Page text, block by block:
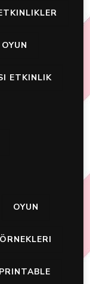
ETKINLIK
OYUN